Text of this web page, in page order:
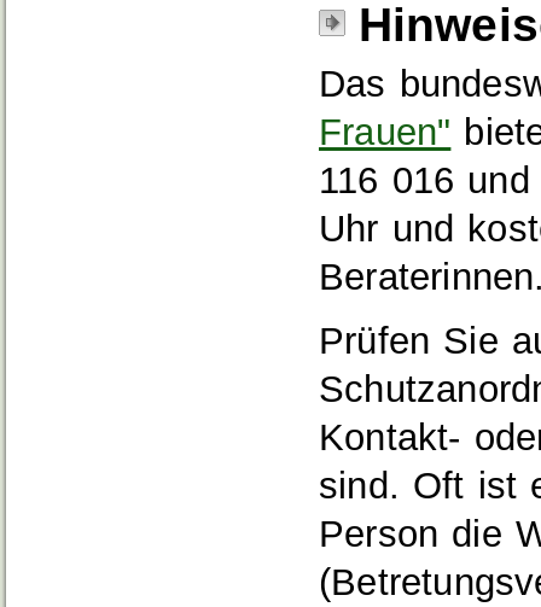
Das
Frauen"
116 016
Uhr und
Prüfen Sie
Kontakt-
sind. Oft ist
Person die